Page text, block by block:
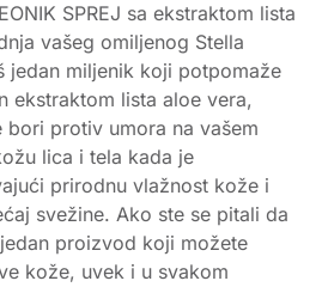
SPREJ sa ekstraktom lista
vašeg omiljenog Stella
jedan miljenik koji potpomaže
ekstraktom lista aloe vera,
bori protiv umora na vašem
lica i tela kada je
prirodnu vlažnost kože i
svežine. Ako ste se pitali da
proizvod koji možete
kože, uvek i u svakom